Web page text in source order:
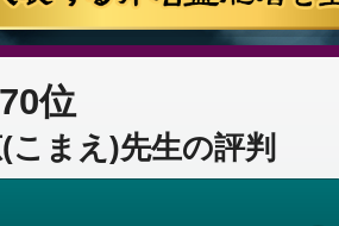
位
こまえ)先生の評判